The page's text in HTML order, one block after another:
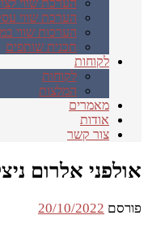
הערכת שווי
הערכת שווי
הערכות שווי
תכנית שותפים
לקוחות
לקוחות
המלצות
מאמרים
אודות
צור קשר
אולפני אלרום
פורסם 20/10/2022